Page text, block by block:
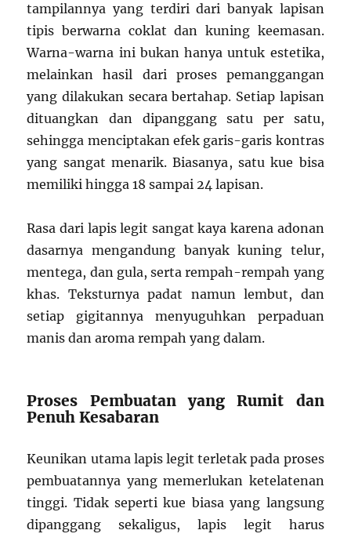
tampilannya yang terdiri dari banyak lapisan
tipis berwarna coklat dan kuning keemasan.
Warna-warna ini bukan hanya untuk estetika,
melainkan hasil dari proses pemanggangan
yang dilakukan secara bertahap. Setiap lapisan
dituangkan dan dipanggang satu per satu,
sehingga menciptakan efek garis-garis kontras
yang sangat menarik. Biasanya, satu kue bisa
memiliki hingga 18 sampai 24 lapisan.
Rasa dari lapis legit sangat kaya karena adonan
dasarnya mengandung banyak kuning telur,
mentega, dan gula, serta rempah-rempah yang
khas. Teksturnya padat namun lembut, dan
setiap gigitannya menyuguhkan perpaduan
manis dan aroma rempah yang dalam.
Proses Pembuatan yang Rumit dan
Penuh Kesabaran
Keunikan utama lapis legit terletak pada proses
pembuatannya yang memerlukan ketelatenan
tinggi. Tidak seperti kue biasa yang langsung
dipanggang sekaligus, lapis legit harus